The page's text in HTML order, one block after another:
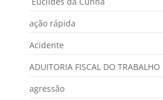
ação rápida
Acidente
ADUITORIA FISCAL DO TRABALHO
agressão